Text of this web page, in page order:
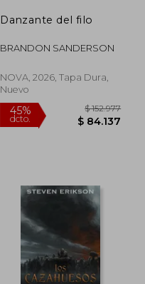
20%
dcto.
Rápido
Danzante del filo
BRANDON SANDERSON
NOVA, 2026, Tapa Dura,
Nuevo